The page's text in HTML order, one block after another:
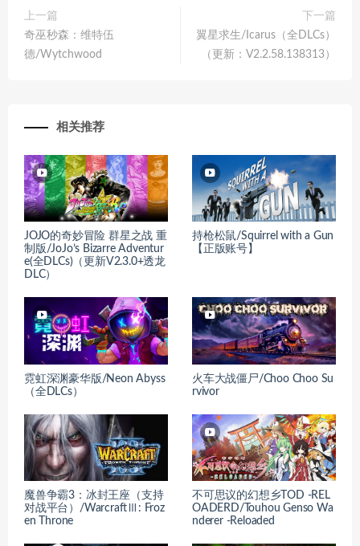
上一篇
奇巫秒森：维特伍
德/Wytchwood
下一篇
翼星求生/Icarus（全DLCs）
（更新：V2.2.58.138313）
相关推荐
JOJO的奇妙冒险 群星之战 重
制版/JoJo’s Bizarre Adventur
e(全DLCs)（更新V2.3.0+透龙
DLC）
持枪松鼠/Squirrel with a Gun
【正版账号】
霓虹深渊豪华版/Neon Abyss
（全DLCs）
火车大战僵尸/Choo Choo Su
rvivor
魔兽争霸3：冰封王座（支持
对战平台）/WarcraftⅢ: Froz
en Throne
不可思议的幻想乡TOD -REL
OADERD/Touhou Genso Wa
nderer -Reloaded